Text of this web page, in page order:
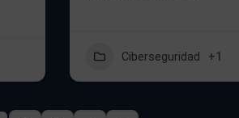
Ciberseguridad +1